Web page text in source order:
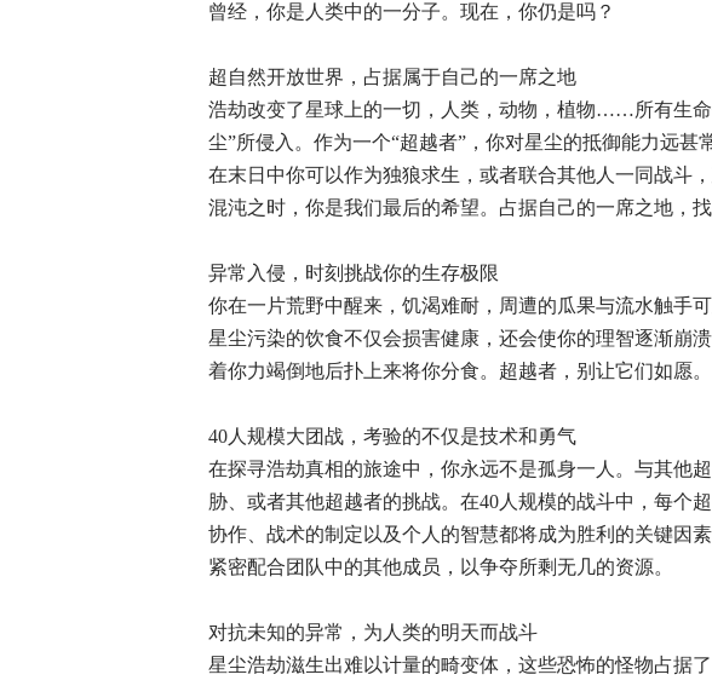
曾经，你是人类中的一分子。现在，你仍是吗？
超自然开放世界，占据属于自己的一席之地
浩劫改变了星球上的一切，人类，动物，植物……所有生
尘”所侵入。作为一个“超越者”，你对星尘的抵御能力远甚
在末日中你可以作为独狼求生，或者联合其他人一同战斗
混沌之时，你是我们最后的希望。占据自己的一席之地，找
异常入侵，时刻挑战你的生存极限
你在一片荒野中醒来，饥渴难耐，周遭的瓜果与流水触
星尘污染的饮食不仅会损害健康，还会使你的理智逐渐
着你力竭倒地后扑上来将你分食。超越者，别让它们如愿。
40人规模大团战，考验的不仅是技术和勇气
在探寻浩劫真相的旅途中，你永远不是孤身一人。与其他
胁、或者其他超越者的挑战。在40人规模的战斗中，每个
协作、战术的制定以及个人的智慧都将成为胜利的关键因
紧密配合团队中的其他成员，以争夺所剩无几的资源。
对抗未知的异常，为人类的明天而战斗
星尘浩劫滋生出难以计量的畸变体，这些恐怖的怪物占据